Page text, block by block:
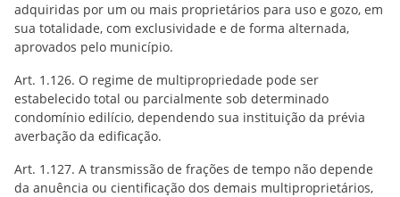
adquiridas por um ou mais proprietários para uso e gozo, em
sua totalidade, com exclusividade e de forma alternada,
aprovados pelo município.
Art. 1.126. O regime de multipropriedade pode ser
estabelecido total ou parcialmente sob determinado
condomínio edilício, dependendo sua instituição da prévia
averbação da edificação.
Art. 1.127. A transmissão de frações de tempo não depende
da anuência ou cientificação dos demais multiproprietários,